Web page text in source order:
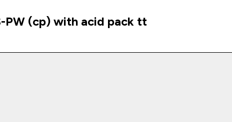
PW (cp) with acid pack tt